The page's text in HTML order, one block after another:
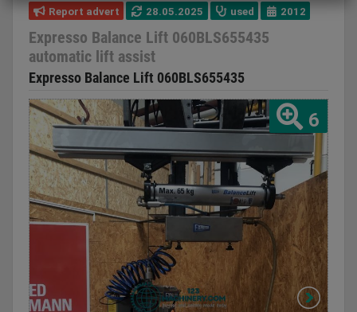
Report advert 28.05.2025 used 2012
Expresso Balance Lift 060BLS655435
automatic lift assist
Expresso Balance Lift 060BLS655435
6